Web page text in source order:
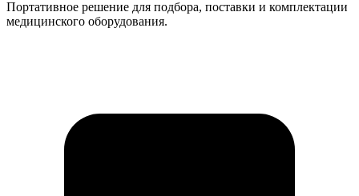
Портативное решение для подбора, поставки и комплектации
медицинского оборудования.